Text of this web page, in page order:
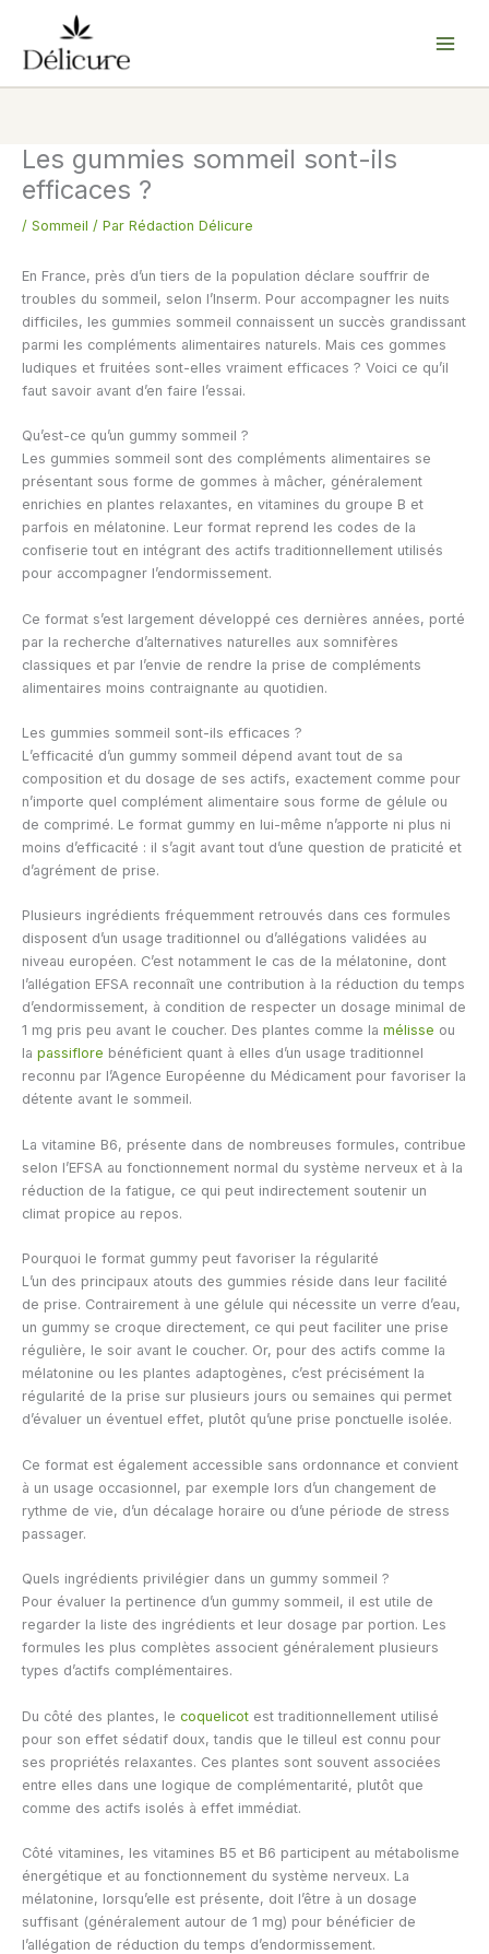
contenu
Les gummies sommeil sont-ils
efficaces ?
/ Sommeil / Par Rédaction Délicure
En France, près d’un tiers de la population déclare souffrir de
troubles du sommeil, selon l’Inserm. Pour accompagner les nuits
difficiles, les gummies sommeil connaissent un succès grandissant
parmi les compléments alimentaires naturels. Mais ces gommes
ludiques et fruitées sont-elles vraiment efficaces ? Voici ce qu’il
faut savoir avant d’en faire l’essai.
Qu’est-ce qu’un gummy sommeil ?
Les gummies sommeil sont des compléments alimentaires se
présentant sous forme de gommes à mâcher, généralement
enrichies en plantes relaxantes, en vitamines du groupe B et
parfois en mélatonine. Leur format reprend les codes de la
confiserie tout en intégrant des actifs traditionnellement utilisés
pour accompagner l’endormissement.
Ce format s’est largement développé ces dernières années, porté
par la recherche d’alternatives naturelles aux somnifères
classiques et par l’envie de rendre la prise de compléments
alimentaires moins contraignante au quotidien.
Les gummies sommeil sont-ils efficaces ?
L’efficacité d’un gummy sommeil dépend avant tout de sa
composition et du dosage de ses actifs, exactement comme pour
n’importe quel complément alimentaire sous forme de gélule ou
de comprimé. Le format gummy en lui-même n’apporte ni plus ni
moins d’efficacité : il s’agit avant tout d’une question de praticité et
d’agrément de prise.
Plusieurs ingrédients fréquemment retrouvés dans ces formules
disposent d’un usage traditionnel ou d’allégations validées au
niveau européen. C’est notamment le cas de la mélatonine, dont
l’allégation EFSA reconnaît une contribution à la réduction du temps
d’endormissement, à condition de respecter un dosage minimal de
1 mg pris peu avant le coucher. Des plantes comme la mélisse ou
la passiflore bénéficient quant à elles d’un usage traditionnel
reconnu par l’Agence Européenne du Médicament pour favoriser la
détente avant le sommeil.
La vitamine B6, présente dans de nombreuses formules, contribue
selon l’EFSA au fonctionnement normal du système nerveux et à la
réduction de la fatigue, ce qui peut indirectement soutenir un
climat propice au repos.
Pourquoi le format gummy peut favoriser la régularité
L’un des principaux atouts des gummies réside dans leur facilité
de prise. Contrairement à une gélule qui nécessite un verre d’eau,
un gummy se croque directement, ce qui peut faciliter une prise
régulière, le soir avant le coucher. Or, pour des actifs comme la
mélatonine ou les plantes adaptogènes, c’est précisément la
régularité de la prise sur plusieurs jours ou semaines qui permet
d’évaluer un éventuel effet, plutôt qu’une prise ponctuelle isolée.
Ce format est également accessible sans ordonnance et convient
à un usage occasionnel, par exemple lors d’un changement de
rythme de vie, d’un décalage horaire ou d’une période de stress
passager.
Quels ingrédients privilégier dans un gummy sommeil ?
Pour évaluer la pertinence d’un gummy sommeil, il est utile de
regarder la liste des ingrédients et leur dosage par portion. Les
formules les plus complètes associent généralement plusieurs
types d’actifs complémentaires.
Du côté des plantes, le coquelicot est traditionnellement utilisé
pour son effet sédatif doux, tandis que le tilleul est connu pour
ses propriétés relaxantes. Ces plantes sont souvent associées
entre elles dans une logique de complémentarité, plutôt que
comme des actifs isolés à effet immédiat.
Côté vitamines, les vitamines B5 et B6 participent au métabolisme
énergétique et au fonctionnement du système nerveux. La
mélatonine, lorsqu’elle est présente, doit l’être à un dosage
suffisant (généralement autour de 1 mg) pour bénéficier de
l’allégation de réduction du temps d’endormissement.